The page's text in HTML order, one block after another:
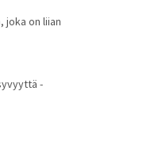
joka on liian
-